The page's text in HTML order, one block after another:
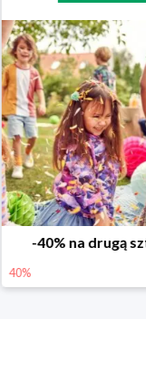
Wiosenne rabaty
25%